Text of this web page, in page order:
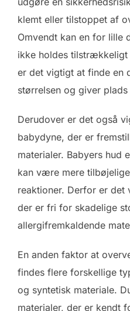
klemt eller tilstoppet af
Omvendt kan en for lille
ikke holdes
er det vigtigt at finde en
størrelsen og giver
Derudover er det også
babydyne, der er
materialer. Babyers hud
kan være mere
reaktioner. Derfor er
der er fri for skadelige
allergifremkaldende
En anden faktor at
findes flere forskellige
og syntetisk materiale.
materialer, der er kendt